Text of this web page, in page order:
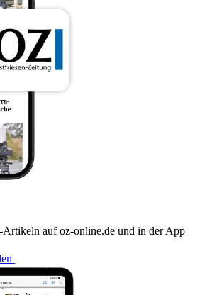
Artikeln auf oz-online.de und in der App